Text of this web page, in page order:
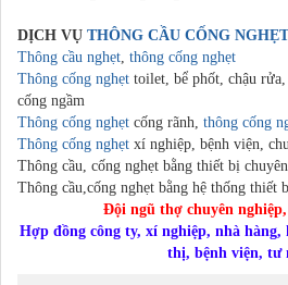
DỊCH VỤ THÔNG CẦU CỐNG NGHẸT
Thông cầu nghẹt thông cống nghẹt
Thông cống nghẹt toilet, bể phốt, chậu
cống ngầm
Thông cống nghẹt cống rãnh, thông cống
Thông cống nghẹt xí nghiệp, bệnh viện,
Thông cầu, cống nghẹt bằng thiết bị
Thông cầu,cống nghẹt bằng hệ thống thiết
Đội ngũ thợ chuyên
Hợp đồng công ty, xí nghiệp, nhà hàng,
thị, bệnh viện, tư